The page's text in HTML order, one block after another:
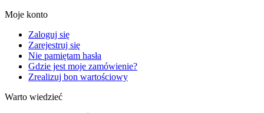
Moje konto
Zaloguj się
Zarejestruj się
Nie pamiętam hasła
Gdzie jest moje zamówienie?
Zrealizuj bon wartościowy
Warto wiedzieć